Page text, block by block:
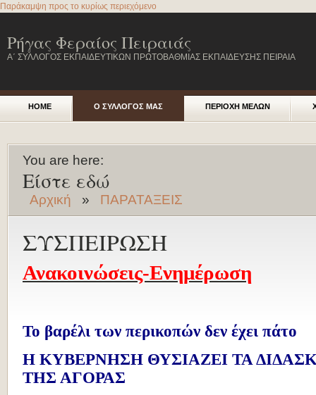
Παράκαμψη προς το κυρίως περιεχόμενο
Ρήγας Φεραίος Πειραιάς
Α΄ ΣΥΛΛΟΓΟΣ ΕΚΠΑΙΔΕΥΤΙΚΩΝ ΠΡΩΤΟΒΑΘΜΙΑΣ ΕΚΠΑΙΔΕΥΣΗΣ ΠΕΙΡΑΙΑ
HOME Ο ΣΥΛΛΟΓΟΣ ΜΑΣ ΠΕΡΙΟΧΗ ΜΕΛΩΝ
You are here:
Είστε εδώ
Αρχική » ΠΑΡΑΤΑΞΕΙΣ
ΣΥΣΠΕΙΡΩΣΗ
Ανακοινώσεις-Ενημέρωση
Το βαρέλι των περικοπών δεν έχει πάτο
Η ΚΥΒΕΡΝΗΣΗ ΘΥΣΙΑΖΕΙ ΤΑ
ΤΗΣ ΑΓΟΡΑΣ